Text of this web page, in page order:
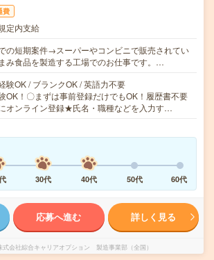
費
定内支給
の短期案件→スーパーやコンビニで販売されてい
み食品を製造する工場でのお仕事です。…
験OK / ブランクOK / 英語力不要
OK！〇まずは事前登録だけでもOK！履歴書不要
オンライン登録★氏名・職種などを入力す…
30代 40代 50代 60代
応募へ進む 詳しく見る
式会社綜合キャリアオプション 製造事業部（全国）